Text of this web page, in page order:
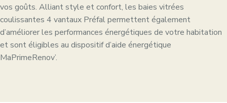
vos goûts. Alliant style et confort, les baies vitrées
coulissantes 4 vantaux Préfal permettent également
d’améliorer les performances énergétiques de votre habitation
et sont éligibles au dispositif d’aide énergétique
MaPrimeRenov’.